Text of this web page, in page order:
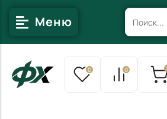
Меню
0 0